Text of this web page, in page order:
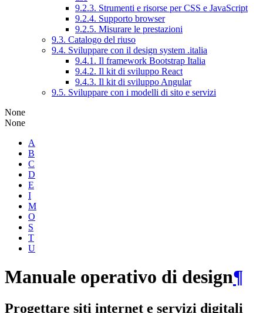
9.2.3. Strumenti e risorse per CSS e JavaScript
9.2.4. Supporto browser
9.2.5. Misurare le prestazioni
9.3. Catalogo del riuso
9.4. Sviluppare con il design system .italia
9.4.1. Il framework Bootstrap Italia
9.4.2. Il kit di sviluppo React
9.4.3. Il kit di sviluppo Angular
9.5. Sviluppare con i modelli di sito e servizi
None
None
A
B
C
D
E
I
M
O
S
T
U
Manuale operativo di design¶
Progettare siti internet e servizi digitali